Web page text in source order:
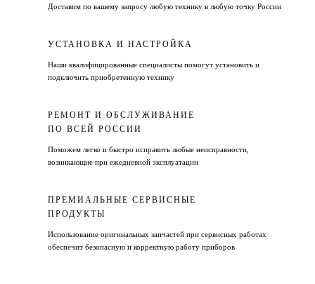
Доставим по вашему запросу любую технику в любую точку России
УСТАНОВКА И НАСТРОЙКА
Наши квалифицированные специалисты помогут установить и
подключить приобретенную технику
РЕМОНТ И ОБСЛУЖИВАНИЕ
ПО ВСЕЙ РОССИИ
Поможем легко и быстро исправить любые неисправности,
возникающие при ежедневной эксплуатации
ПРЕМИАЛЬНЫЕ СЕРВИСНЫЕ
ПРОДУКТЫ
Использование оригинальных запчастей при сервисных работах
обеспечит безопасную и корректную работу приборов